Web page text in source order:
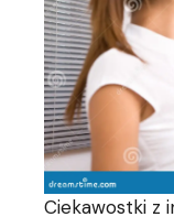
Ciekawostki